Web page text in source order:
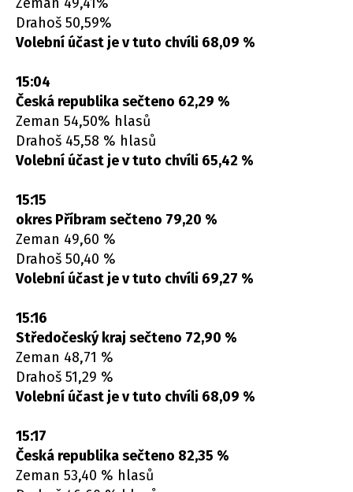
Zeman 49,41%
Drahoš 50,59%
Volební účast je v tuto chvíli 68,09 %
15:04
Česká republika sečteno 62,29 %
Zeman 54,50% hlasů
Drahoš 45,58 % hlasů
Volební účast je v tuto chvíli 65,42 %
15:15
okres Příbram sečteno 79,20 %
Zeman 49,60 %
Drahoš 50,40 %
Volební účast je v tuto chvíli 69,27 %
15:16
Středočeský kraj sečteno 72,90 %
Zeman 48,71 %
Drahoš 51,29 %
Volební účast je v tuto chvíli 68,09 %
15:17
Česká republika sečteno 82,35 %
Zeman 53,40 % hlasů